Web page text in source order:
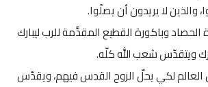
والذين لا يريدون أن يصلّوا.
الحصاد وباكورة القطيع المقدَّمة للرب ليبارك
ويتقدّس شعب الله كلّه.
العالم لكي يحلّ الروح القدس فيهم، ويقدّس